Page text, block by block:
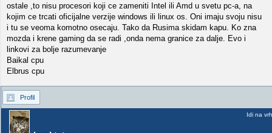
ostale ,to nisu procesori koji ce zameniti Intel ili Amd u svetu pc-a, na
kojim ce trcati oficijalne verzije windows ili linux os. Oni imaju svoju nisu
i tu se veoma komotno osecaju. Tako da Rusima skidam kapu. Ko zna
mozda i krene gaming da se radi ,onda nema granice za dalje. Evo i
linkovi za bolje razumevanje
Baikal cpu
Elbrus cpu
Profil
Idi na vrh